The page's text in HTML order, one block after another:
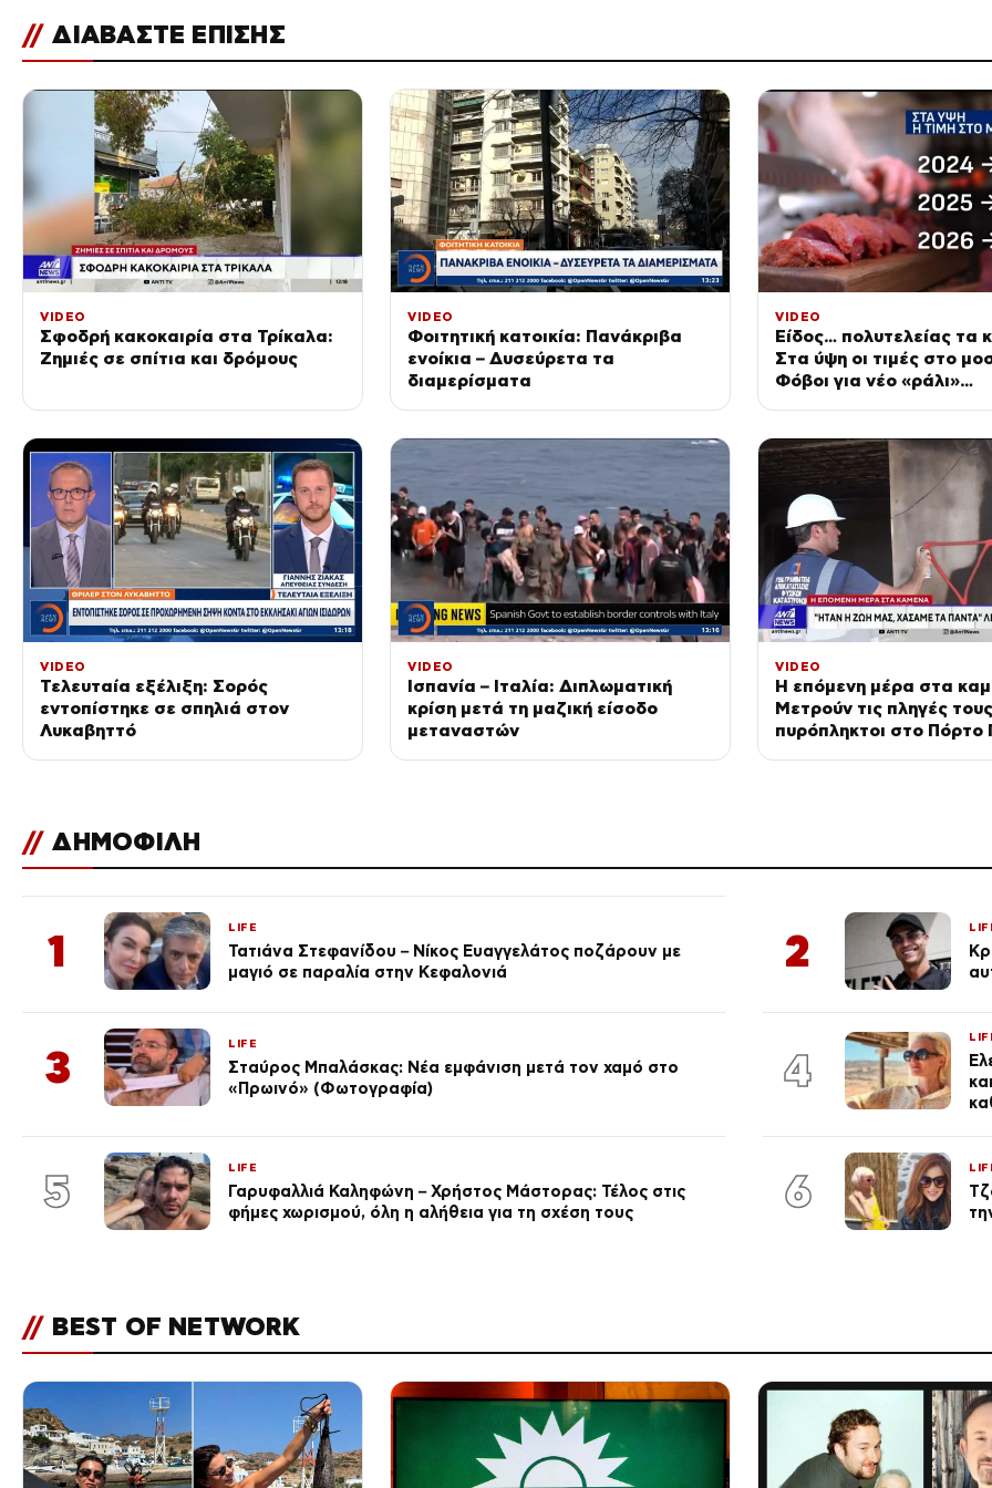
// ΔΙΑΒΑΣΤΕ ΕΠΙΣΗΣ
VIDEO
Σφοδρή κακοκαιρία στα Τρίκαλα:
Ζημιές σε σπίτια και δρόμους
VIDEO
Φοιτητική κατοικία: Πανάκριβα
ενοίκια – Δυσεύρετα τα
διαμερίσματα
VIDEO
Είδος… πολυτελείας τα
Στα ύψη οι τιμές στο
Φόβοι για νέο «ράλι»
VIDEO
Τελευταία εξέλιξη: Σορός
εντοπίστηκε σε σπηλιά στον
Λυκαβηττό
VIDEO
Ισπανία – Ιταλία: Διπλωματική
κρίση μετά τη μαζική είσοδο
μεταναστών
VIDEO
Η επόμενη μέρα στα
Μετρούν τις πληγές τους
πυρόπληκτοι στο Πόρτο
// ΔΗΜΟΦΙΛΗ
1 LIFE
Τατιάνα Στεφανίδου – Νίκος Ευαγγελάτος ποζάρουν με
μαγιό σε παραλία στην Κεφαλονιά
2
3 LIFE
Σταύρος Μπαλάσκας: Νέα εμφάνιση μετά τον χαμό στο
«Πρωινό» (Φωτογραφία)
4
5 LIFE
Γαρυφαλλιά Καληφώνη – Χρήστος Μάστορας: Τέλος στις
φήμες χωρισμού, όλη η αλήθεια για τη σχέση τους
6
// BEST OF NETWORK